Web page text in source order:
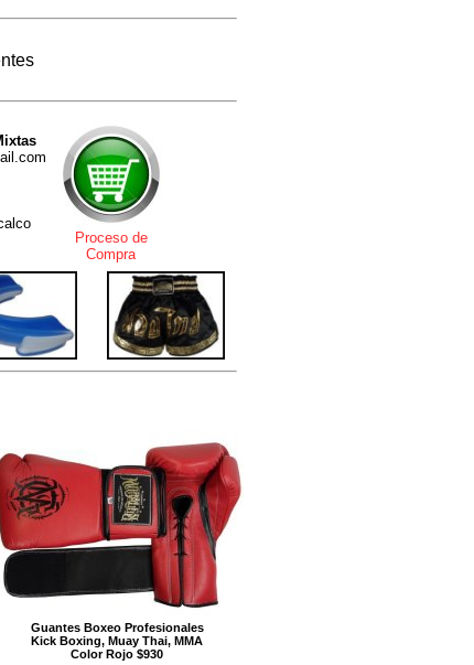
Proceso de
Compra
Guantes Boxeo Profesionales
Kick Boxing, Muay Thai, MMA
Color Rojo $930